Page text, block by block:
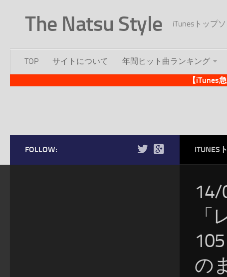
The Natsu Style iTunesトップ
TOP サイトについて 年間ヒット曲ランキング
【iTunes
ITUNES
14/
の
FOLLOW: